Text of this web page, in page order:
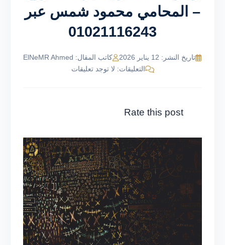
– المحامي محمود شمس عبر
01021116243
تاريخ النشر: 12 يناير 2026
كاتب المقال: ElNeMR Ahmed
التعليقات: لا توجد تعليقات
Rate this post